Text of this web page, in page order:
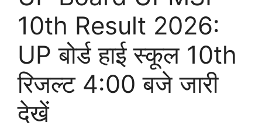
10th Result 2026:
UP बोर्ड हाई स्कूल 10th
रिजल्ट 4:00 बजे जारी
देखें